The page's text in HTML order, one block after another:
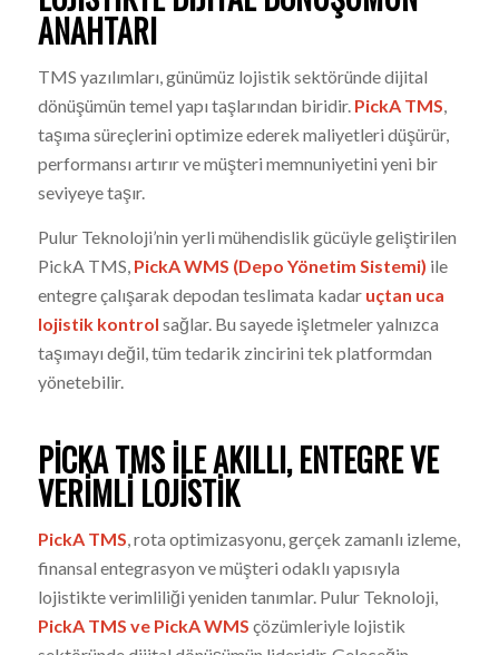
ANAHTARI
TMS yazılımları, günümüz lojistik sektöründe dijital
dönüşümün temel yapı taşlarından biridir. PickA TMS,
taşıma süreçlerini optimize ederek maliyetleri düşürür,
performansı artırır ve müşteri memnuniyetini yeni bir
seviyeye taşır.
Pulur Teknoloji’nin yerli mühendislik gücüyle geliştirilen
PickA TMS, PickA WMS (Depo Yönetim Sistemi) ile
entegre çalışarak depodan teslimata kadar uçtan uca
lojistik kontrol sağlar. Bu sayede işletmeler yalnızca
taşımayı değil, tüm tedarik zincirini tek platformdan
yönetebilir.
PICKA TMS ILE AKILLI, ENTEGRE VE
VERIMLI LOJISTIK
PickA TMS, rota optimizasyonu, gerçek zamanlı izleme,
finansal entegrasyon ve müşteri odaklı yapısıyla
lojistikte verimliliği yeniden tanımlar. Pulur Teknoloji,
PickA TMS ve PickA WMS çözümleriyle lojistik